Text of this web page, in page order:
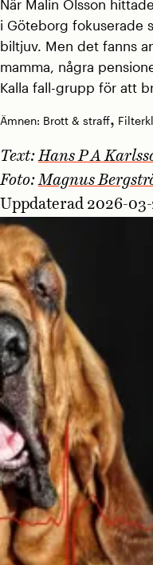
När Malin Olsson
i Göteborg fokuserade
biltjuv. Men det fanns
mamma, några
Kalla fall-grupp för att
Ämnen: Brott & straff,
Text:Hans P A
Foto:Magnus
Uppdaterad 2026-